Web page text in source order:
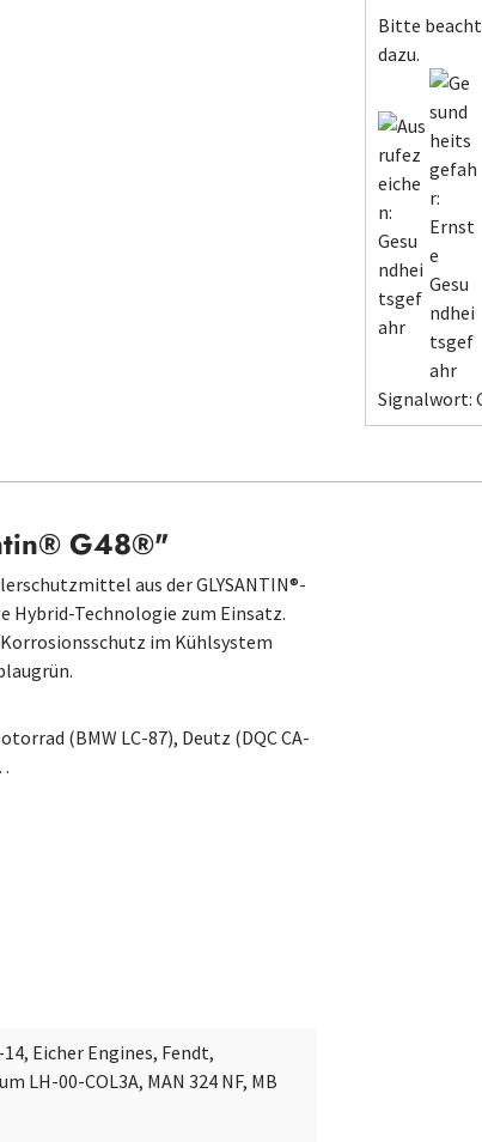
Bitte
dazu.
Signalwort:
G48®"
aus der GLYSANTIN®-
Hybrid-Technologie zum Einsatz.
im Kühlsystem
(BMW LC-87), Deutz (DQC CA-
Eicher Engines, Fendt,
LH-00-COL3A, MAN 324 NF, MB